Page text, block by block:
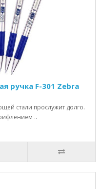
ручка F-301 Zebra
стали прослужит долго.
..